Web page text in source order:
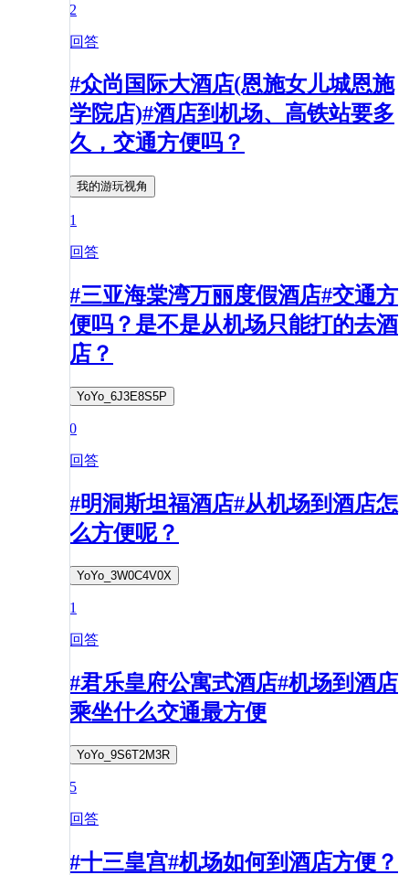
2
回答
#众尚国际大酒店(恩施女儿城恩施
学院店)#酒店到机场、高铁站要多
久，交通方便吗？
我的游玩视角
1
回答
#三亚海棠湾万丽度假酒店#交通方
便吗？是不是从机场只能打的去酒
店？
YoYo_6J3E8S5P
0
回答
#明洞斯坦福酒店#从机场到酒店怎
么方便呢？
YoYo_3W0C4V0X
1
回答
#君乐皇府公寓式酒店#机场到酒店
乘坐什么交通最方便
YoYo_9S6T2M3R
5
回答
#十三皇宫#机场如何到酒店方便？